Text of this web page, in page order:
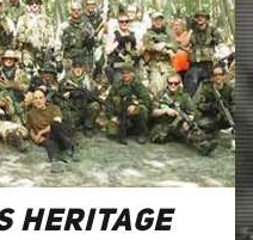
Heritage